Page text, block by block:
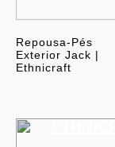
Repousa-Pés
Exterior Jack |
Ethnicraft